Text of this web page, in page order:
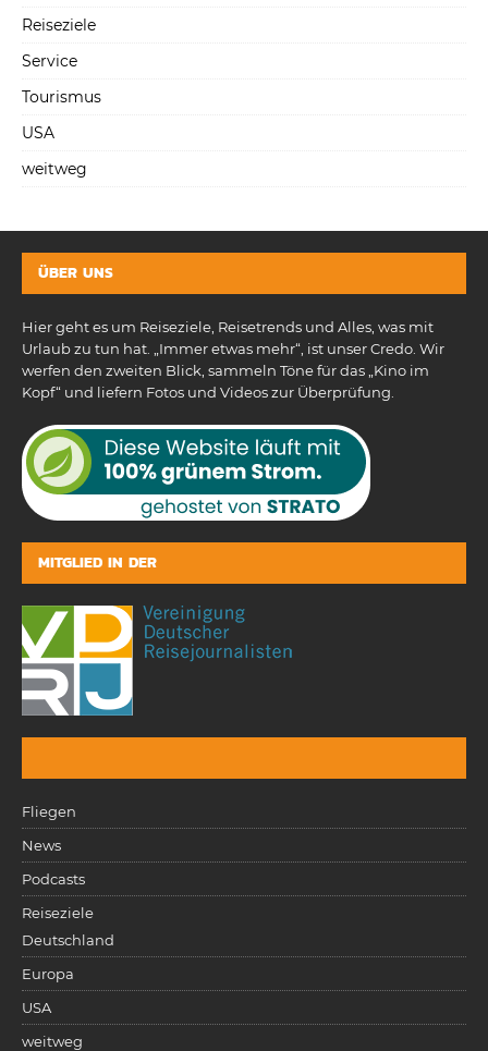
Reiseziele
Service
Tourismus
USA
weitweg
ÜBER UNS
Hier geht es um Reiseziele, Reisetrends und Alles, was mit
Urlaub zu tun hat. „Immer etwas mehr“, ist unser Credo. Wir
werfen den zweiten Blick, sammeln Töne für das „Kino im
Kopf“ und liefern Fotos und Videos zur Überprüfung.
MITGLIED IN DER
Fliegen
News
Podcasts
Reiseziele
Deutschland
Europa
USA
weitweg